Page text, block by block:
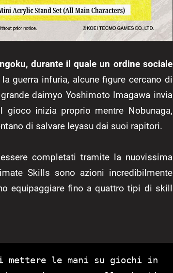
durante il quale un ordine sociale
guerra infuria, alcune figure cercano di
daimyo Yoshimoto Imagawa invia
inizia proprio mentre Nobunaga,
di salvare Ieyasu dai suoi rapitori.
completati tramite la nuovissima
Skills sono azioni incredibilmente
equipaggiare fino a quattro tipi di skill
le mani su giochi in